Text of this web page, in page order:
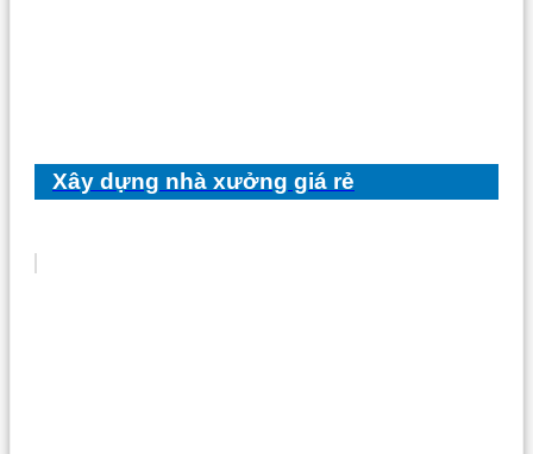
Xây dựng nhà xưởng giá rẻ